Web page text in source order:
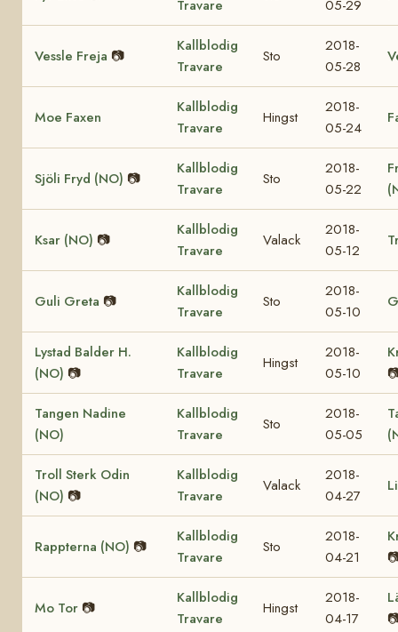
Travare
05-29
Vessle Freja 📷
Kallblodig
Travare
Sto
2018-
05-28
Moe Faxen
Kallblodig
Travare
Hingst
2018-
05-24
Sjöli Fryd (NO) 📷
Kallblodig
Travare
Sto
2018-
05-22
Ksar (NO) 📷
Kallblodig
Travare
Valack
2018-
05-12
Guli Greta 📷
Kallblodig
Travare
Sto
2018-
05-10
Lystad Balder H.
(NO) 📷
Kallblodig
Travare
Hingst
2018-
05-10
Tangen Nadine
(NO)
Kallblodig
Travare
Sto
2018-
05-05
Troll Sterk Odin
(NO) 📷
Kallblodig
Travare
Valack
2018-
04-27
Rappterna (NO) 📷
Kallblodig
Travare
Sto
2018-
04-21
Mo Tor 📷
Kallblodig
Travare
Hingst
2018-
04-17